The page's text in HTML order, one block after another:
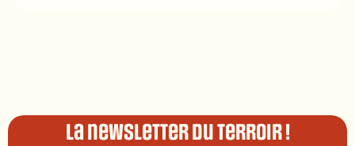
La newsletter du terroir !